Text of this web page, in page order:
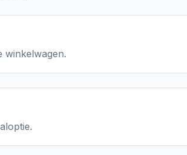
winkelwagen.